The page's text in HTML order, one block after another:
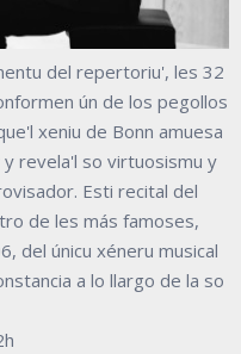
del repertoriu', les 32
ún de los pegollos
xeniu de Bonn amuesa
revela'l so virtuosismu y
Esti recital del
de les más famoses,
del únicu xéneru musical
a lo llargo de la so